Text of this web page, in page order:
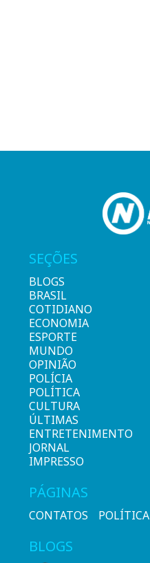
SEÇÕES
BLOGS
BRASIL
COTIDIANO
ECONOMIA
ESPORTE
MUNDO
OPINIÃO
POLÍCIA
POLÍTICA
CULTURA
ÚLTIMAS
ENTRETENIMENTO
JORNAL
IMPRESSO
PÁGINAS
CONTATOS
BLOGS